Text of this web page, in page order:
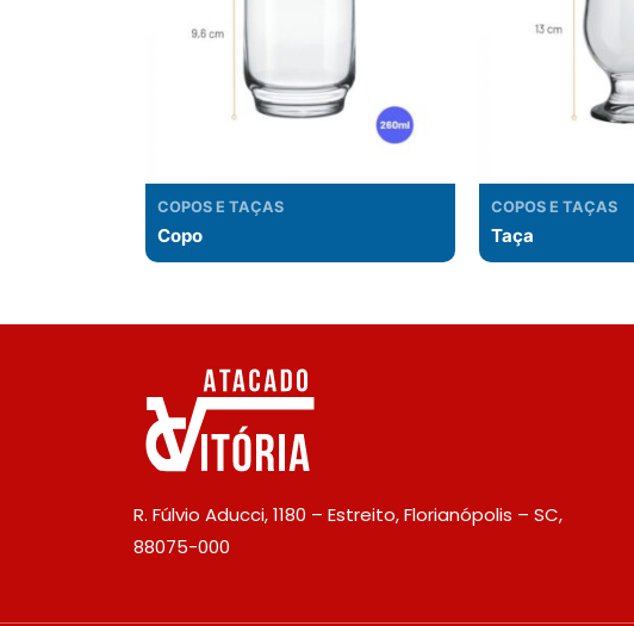
COPOS E TAÇAS
Copo
COPOS E TAÇAS
Taça
R. Fúlvio Aducci, 1180 – Estreito, Florianópolis – SC,
88075-000